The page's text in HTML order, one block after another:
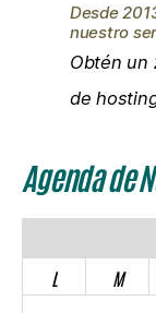
Desde
nuestro
Obtén un
de
Agenda de
L
M